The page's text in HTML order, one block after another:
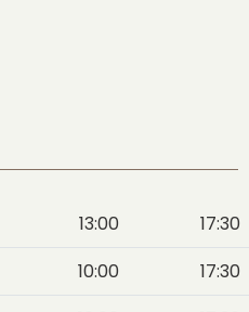
13:00
17:30
10:00
17:30